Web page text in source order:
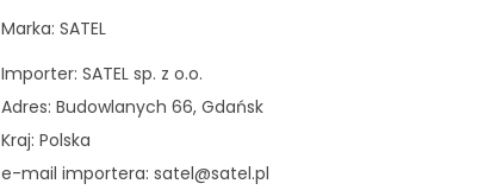
Marka: SATEL
Importer: SATEL sp. z o.o.
Adres: Budowlanych 66, Gdańsk
Kraj: Polska
e-mail importera: satel@satel.pl